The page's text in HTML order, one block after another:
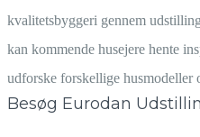
kvalitetsbyggeri gennem
kan kommende husejere hente
udforske forskellige husmodeller
Besøg Eurodan